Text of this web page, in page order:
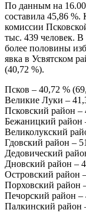
По данным на
составила 45,86
комиссии
тыс. 439 человек.
более половины
явка в Усвятском
(40,72 %).
Псков – 40,72 %
Великие Луки –
Псковский район –
Бежаницкий район
Великолукский
Гдовский район –
Дедовический
Дновский район –
Островский район
Порховский район
Печорский район –
Палкинский район